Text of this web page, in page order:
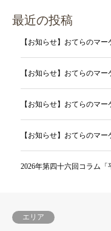
最近の投稿
【お知らせ】おてらのマ
【お知らせ】おてらのマ
【お知らせ】おてらのマ
【お知らせ】おてらのマ
2026年第四十六回コラム「
エリア